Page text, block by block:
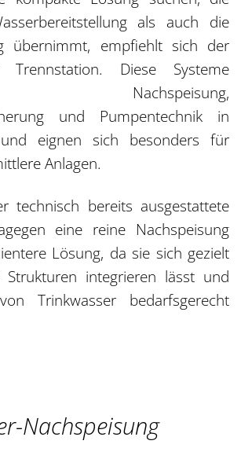
als auch die
übernimmt, empfiehlt sich der
Trennstation. Diese Systeme
Nachspeisung,
und Pumpentechnik in
eignen sich besonders für
Anlagen.
technisch bereits ausgestattete
eine reine Nachspeisung
Lösung, da sie sich gezielt
Strukturen integrieren lässt und
Trinkwasser bedarfsgerecht
Nachspeisung